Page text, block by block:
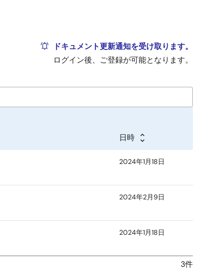
ドキュメント更新通知を受け取ります。
ログイン後、ご登録が可能となります。
日時
2024年1月18日
2024年2月9日
2024年1月18日
3件